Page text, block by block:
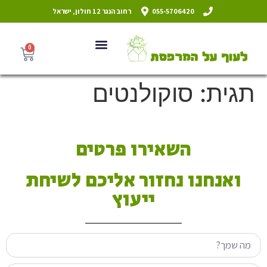
055-5706420 רחוב הנגר 12 חולון, ישראל
0
תגית: סוקולנטים
השאירו פרטים
ואנחנו נחזור אליכם לשיחת
ייעוץ